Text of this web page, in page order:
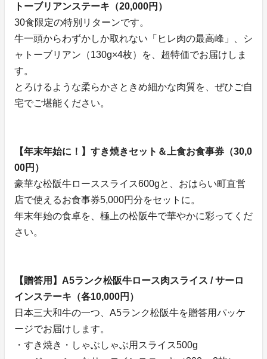
トーブリアンステーキ（20,000円）
30食限定の特別リターンです。
牛一頭からわずかしか取れない「ヒレ肉の最高峰」、シ
ャトーブリアン（130g×4枚）を、超特価でお届けしま
す。
とろけるような柔らかさときめ細かな肉質を、ぜひご自
宅でご堪能ください。
【年末年始に！】すき焼きセット＆上食お食事券（30,0
00円）
豪華な松阪牛ローススライス600gと、おはらい町直営
店で使えるお食事券5,000円分をセットに。
年末年始の食卓を、極上の松阪牛で華やかに彩ってくだ
さい。
【贈答用】A5ランク松阪牛ロース肉スライス / サーロ
インステーキ（各10,000円）
日本三大和牛の一つ、A5ランク松阪牛を贈答用パッケ
ージでお届けします。
・すき焼き・しゃぶしゃぶ用スライス500g